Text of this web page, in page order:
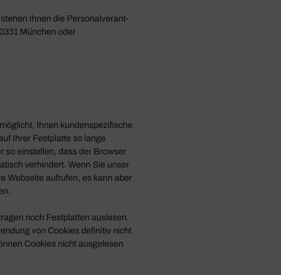
Ihnen die Perso­nal­ver­ant­
München oder
Ihnen kunden­spe­zi­fi­sche
Ihrer Fest­platte so lange
so einstellen, dass der Browser
verhin­dert. Wenn Sie unser
Webseite aufrufen, es kann aber
noch Fest­platten auslesen.
von Cookies defi­nitiv nicht
Cookies nicht ausge­lesen